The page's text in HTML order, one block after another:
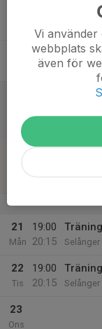
20:15
Träning
Selånger
Match
13:00
Match
Div.2
21
Mån
19:00
20:15
Träning
Selånger
22
Tis
19:00
20:15
Selånger
23
Ons
Vi
webbplats
även för